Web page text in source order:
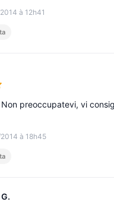
à 12h41
à 18h45
preoccupatevi, vi